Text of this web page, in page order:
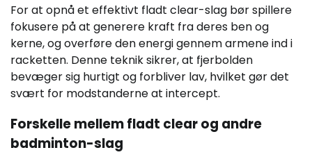
For at opnå et effektivt fladt clear-slag bør spillere
fokusere på at generere kraft fra deres ben og
kerne, og overføre den energi gennem armene ind i
racketten. Denne teknik sikrer, at fjerbolden
bevæger sig hurtigt og forbliver lav, hvilket gør det
svært for modstanderne at intercept.
Forskelle mellem fladt clear og andre
badminton-slag